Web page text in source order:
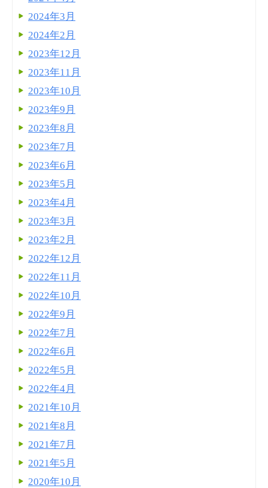
2024年3月
2024年2月
2023年12月
2023年11月
2023年10月
2023年9月
2023年8月
2023年7月
2023年6月
2023年5月
2023年4月
2023年3月
2023年2月
2022年12月
2022年11月
2022年10月
2022年9月
2022年7月
2022年6月
2022年5月
2022年4月
2021年10月
2021年8月
2021年7月
2021年5月
2020年10月